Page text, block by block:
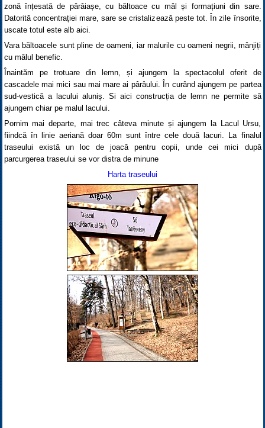
zonă înțesată de pârâiașe, cu băltoace cu mâl și formațiuni din sare.
Datorită concentrației mare, sare se cristalizează peste tot. În zile însorite,
uscate totul este alb aici.
Vara băltoacele sunt pline de oameni, iar malurile cu oameni negrii, mânjiți
cu mâlul benefic.
Înaintăm pe trotuare din lemn, și ajungem la spectacolul oferit de
cascadele mai mici sau mai mare ai pârâului. În curând ajungem pe partea
sud-vestică a lacului aluniș. Si aici construcția de lemn ne permite să
ajungem chiar pe malul lacului.
Pornim mai departe, mai trec câteva minute și ajungem la Lacul Ursu,
fiindcă în linie aeriană doar 60m sunt între cele două lacuri. La finalul
traseului există un loc de joacă pentru copii, unde cei mici după
parcurgerea traseului se vor distra de minune
Harta traseului